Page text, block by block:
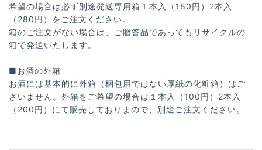
希望の場合は必ず別途発送専用箱１本入（180円）2本入
（280円）をご注文ください。
箱のご注文がない場合は、ご贈答品であってもリサイクルの
箱で発送いたします。
■お酒の外箱
お酒には基本的に外箱（梱包用ではない厚紙の化粧箱）はご
ざいません。外箱をご希望の場合は１本入（100円）2本入
（200円）にて販売しておりまので、別途ご注文ください。